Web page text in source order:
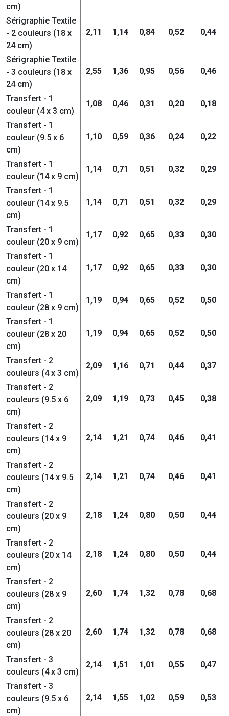
cm)
Sérigraphie Textile
- 2 couleurs (18 x
24 cm)
2,11 1,14 0,84 0,52 0,44
Sérigraphie Textile
- 3 couleurs (18 x
24 cm)
2,55 1,36 0,95 0,56 0,46
Transfert - 1
couleur (4 x 3 cm)
1,08 0,46 0,31 0,20 0,18
Transfert - 1
couleur (9.5 x 6
cm)
1,10 0,59 0,36 0,24 0,22
Transfert - 1
couleur (14 x 9 cm)
1,14 0,71 0,51 0,32 0,29
Transfert - 1
couleur (14 x 9.5
cm)
1,14 0,71 0,51 0,32 0,29
Transfert - 1
couleur (20 x 9 cm)
1,17 0,92 0,65 0,33 0,30
Transfert - 1
couleur (20 x 14
cm)
1,17 0,92 0,65 0,33 0,30
Transfert - 1
couleur (28 x 9 cm)
1,19 0,94 0,65 0,52 0,50
Transfert - 1
couleur (28 x 20
cm)
1,19 0,94 0,65 0,52 0,50
Transfert - 2
couleurs (4 x 3 cm)
2,09 1,16 0,71 0,44 0,37
Transfert - 2
couleurs (9.5 x 6
cm)
2,09 1,19 0,73 0,45 0,38
Transfert - 2
couleurs (14 x 9
cm)
2,14 1,21 0,74 0,46 0,41
Transfert - 2
couleurs (14 x 9.5
cm)
2,14 1,21 0,74 0,46 0,41
Transfert - 2
couleurs (20 x 9
cm)
2,18 1,24 0,80 0,50 0,44
Transfert - 2
couleurs (20 x 14
cm)
2,18 1,24 0,80 0,50 0,44
Transfert - 2
couleurs (28 x 9
cm)
2,60 1,74 1,32 0,78 0,68
Transfert - 2
couleurs (28 x 20
cm)
2,60 1,74 1,32 0,78 0,68
Transfert - 3
couleurs (4 x 3 cm)
2,14 1,51 1,01 0,55 0,47
Transfert - 3
couleurs (9.5 x 6
cm)
2,14 1,55 1,02 0,59 0,53